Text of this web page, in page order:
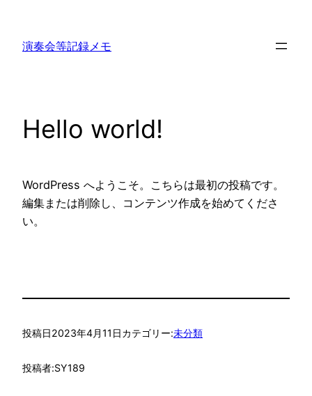
演奏会等記録メモ
Hello world!
WordPress へようこそ。こちらは最初の投稿です。
編集または削除し、コンテンツ作成を始めてくださ
い。
投稿日2023年4月11日カテゴリー:未分類
投稿者:SY189